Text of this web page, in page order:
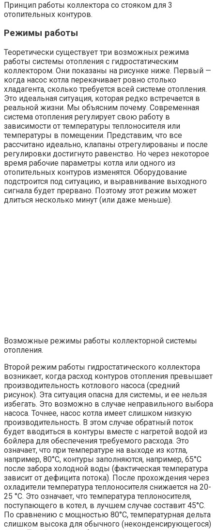
Принцип работы коллектора со стояком для 3
отопительных контуров.
Режимы работы
Теоретически существует три возможных режима
работы системы отопления с гидростатическим
коллектором. Они показаны на рисунке ниже. Первый —
когда насос котла перекачивает ровно столько
хладагента, сколько требуется всей системе отопления.
Это идеальная ситуация, которая редко встречается в
реальной жизни. Мы объясним почему. Современная
система отопления регулирует свою работу в
зависимости от температуры теплоносителя или
температуры в помещении. Представим, что все
рассчитано идеально, клапаны отрегулированы и после
регулировки достигнуто равенство. Но через некоторое
время рабочие параметры котла или одного из
отопительных контуров изменятся. Оборудование
подстроится под ситуацию, и выравнивание выходного
сигнала будет прервано. Поэтому этот режим может
длиться несколько минут (или даже меньше).
Возможные режимы работы коллекторной системы
отопления.
Второй режим работы гидростатического коллектора
возникает, когда расход контуров отопления превышает
производительность котлового насоса (средний
рисунок). Эта ситуация опасна для системы, и ее нельзя
избегать. Это возможно в случае неправильного выбора
насоса. Точнее, насос котла имеет слишком низкую
производительность. В этом случае обратный поток
будет вводиться в контуры вместе с нагретой водой из
бойлера для обеспечения требуемого расхода. Это
означает, что при температуре на выходе из котла,
например, 80°C, контуры заполняются, например, 65°C
после забора холодной воды (фактическая температура
зависит от дефицита потока). После прохождения через
охладители температура теплоносителя снижается на 20-
25 °C. Это означает, что температура теплоносителя,
поступающего в котел, в лучшем случае составит 45°C.
По сравнению с мощностью 80°C, температурная дельта
слишком высока для обычного (неконденсирующегося)